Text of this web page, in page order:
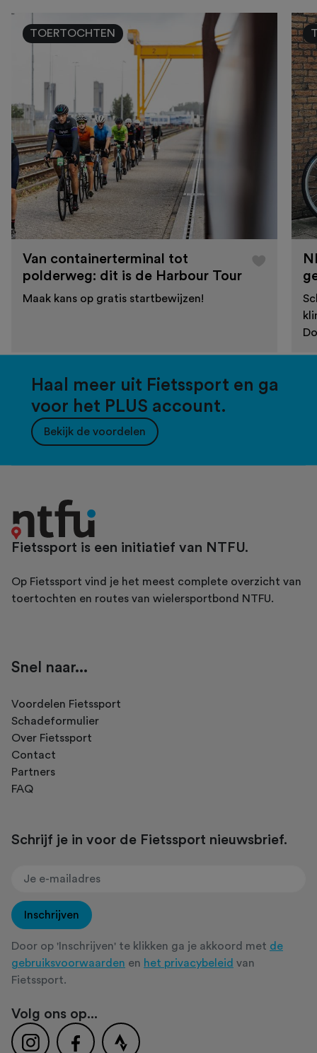
TOERTOCHTEN
Van containerterminal tot
polderweg: dit is de Harbour Tour
Maak kans op gratis startbewijzen!
Haal meer uit Fietssport en ga
voor het PLUS account.
Bekijk de voordelen
Fietssport is een initiatief van NTFU.
Op Fietssport vind je het meest complete overzicht van
toertochten en routes van wielersportbond NTFU.
Snel naar...
Voordelen Fietssport
Schadeformulier
Over Fietssport
Contact
Partners
FAQ
Schrijf je in voor de Fietssport nieuwsbrief.
Inschrijven
Door op 'Inschrijven' te klikken ga je akkoord met de
gebruiksvoorwaarden en het privacybeleid van
Fietssport.
Volg ons op...